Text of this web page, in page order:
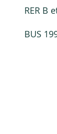
RER B
BUS